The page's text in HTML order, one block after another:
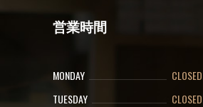
営業時間
MONDAY
CLOSED
TUESDAY
CLOSED